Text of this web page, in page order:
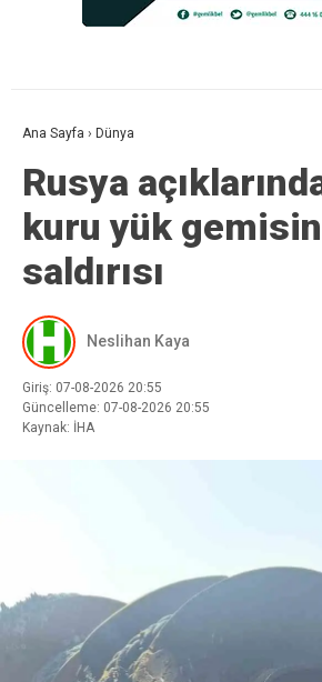
Ana Sayfa › Dünya
Rusya
kuru yük
saldırısı
Neslihan Kaya
Giriş: 07-08-2026 20:55
Güncelleme: 07-08-2026 20:55
Kaynak: İHA